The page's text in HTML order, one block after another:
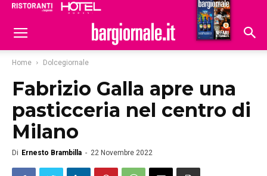
Hoteldomani
Home Dolcegiornale
Fabrizio Galla apre una
pasticceria nel centro di
Milano
Di Ernesto Brambilla - 22 Novembre 2022